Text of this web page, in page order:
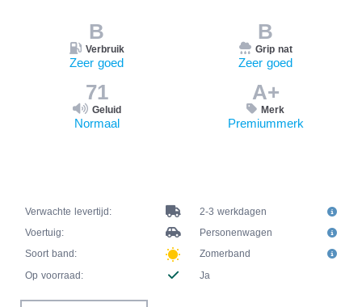
B
Verbruik
Zeer goed
B
Grip nat
Zeer goed
71
Geluid
Normaal
A+
Merk
Premiummerk
Verwachte levertijd:
2-3 werkdagen
Voertuig:
Personenwagen
Soort band:
Zomerband
Op voorraad:
Ja